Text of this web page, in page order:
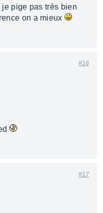
pige pas très bien
on a mieux
#16
#17